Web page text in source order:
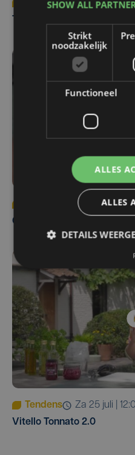
Tendens
za 1
za 8
Open ravioli gevuld met
Tendens
za 25 juli |
Vitello Tonnato 2.0
SHOW ALL
Strikt
noodzakelijk
Functioneel
ALLES
ALLES
DETAILS